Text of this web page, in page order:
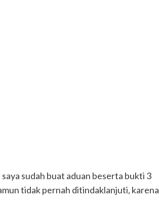
sudah buat aduan beserta bukti 3
tidak pernah ditindaklanjuti, karena